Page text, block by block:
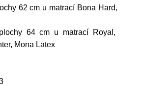
62 cm u matrací Bona Hard,
64 cm u matrací Royal,
Mona Latex